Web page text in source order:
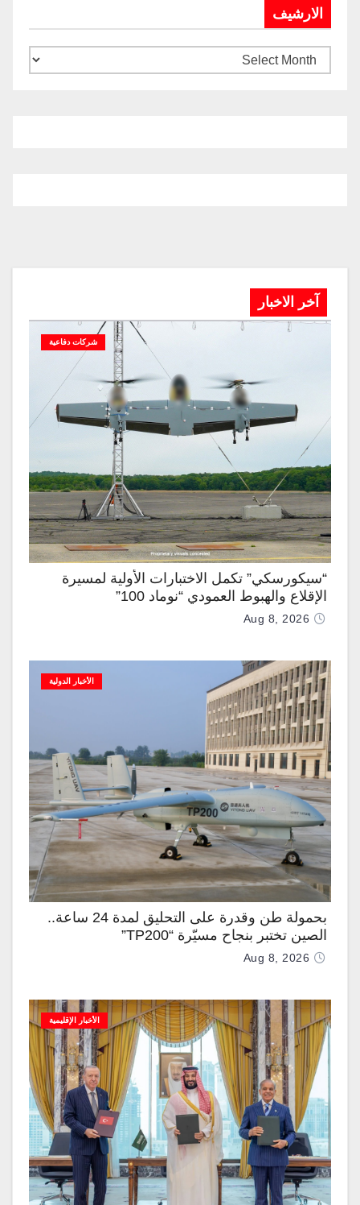
الارشيف
آخر الاخبار
شركات دفاعية
“سيكورسكي” تكمل الاختبارات الأولية لمسيرة
الإقلاع والهبوط العمودي “نوماد 100”
Aug 8, 2026
الأخبار الدولية
بحمولة طن وقدرة على التحليق لمدة 24 ساعة..
الصين تختبر بنجاح مسيّرة “TP200”
Aug 8, 2026
الأخبار الإقليمية